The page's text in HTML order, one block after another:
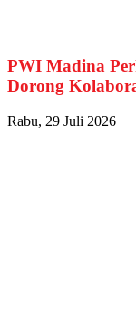
PWI Madina
Dorong
Rabu, 29 Juli 2026